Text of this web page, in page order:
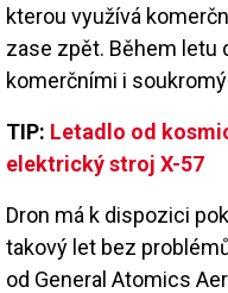
kterou využívá
zase zpět. Během letu
komerčními i
TIP: Letadlo od
elektrický stroj X-57
Dron má k dispozici
takový let bez
od General Atomics